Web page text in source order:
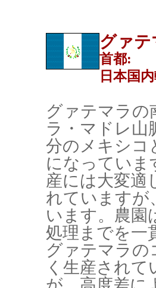
グァテ
首都:
日本国
グァテマラの
ラ・マドレ山
分のメキシコ
になってい
産には大変適
れていますが
います。農園
処理までを一
グァテマラの
く生産され